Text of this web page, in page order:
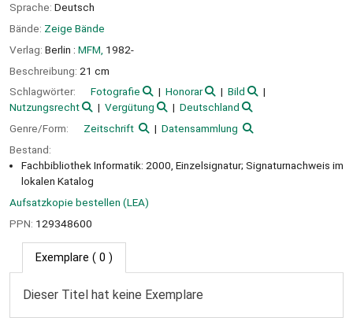
Sprache: Deutsch
Bände: Zeige Bände
Verlag: Berlin : MFM, 1982-
Beschreibung: 21 cm
Schlagwörter:
Fotografie Honorar
Bild
Nutzungsrecht
Vergütung
Deutschland
Genre/Form:
Zeitschrift
Datensammlung
Bestand:
Fachbibliothek Informatik: 2000, Einzelsignatur; Signaturnachweis im
lokalen Katalog
Aufsatzkopie bestellen (LEA)
PPN: 129348600
Exemplare ( 0 )
Dieser Titel hat keine Exemplare